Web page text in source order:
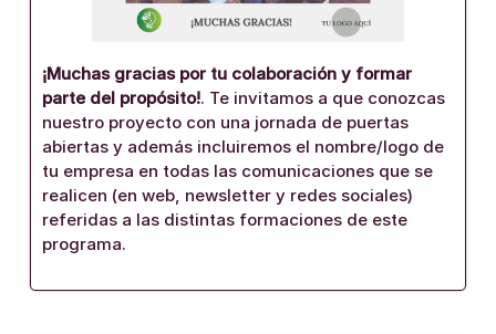
¡Muchas gracias por tu colaboración y formar
parte del propósito!. Te invitamos a que conozcas
nuestro proyecto con una jornada de puertas
abiertas y además incluiremos el nombre/logo de
tu empresa en todas las comunicaciones que se
realicen (en web, newsletter y redes sociales)
referidas a las distintas formaciones de este
programa.